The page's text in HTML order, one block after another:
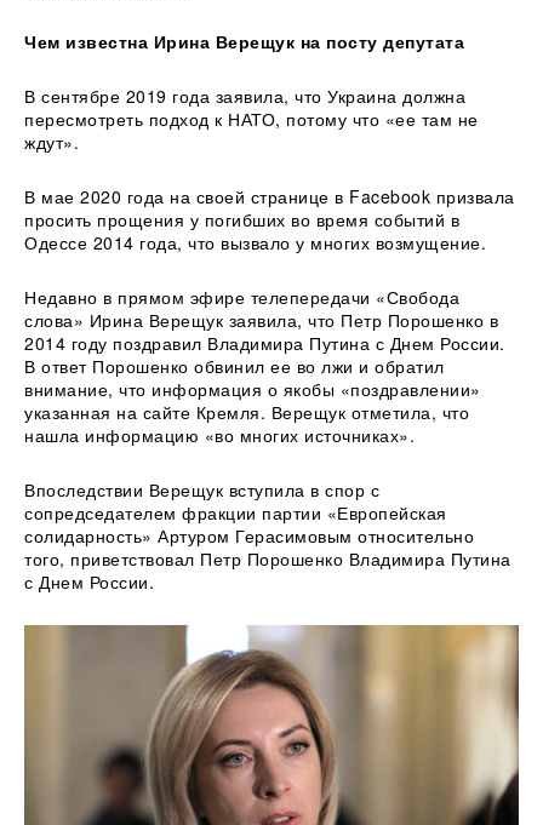
Чем известна Ирина Верещук на посту депутата
В сентябре 2019 года заявила, что Украина должна
пересмотреть подход к НАТО, потому что «ее там не
ждут».
В мае 2020 года на своей странице в Facebook призвала
просить прощения у погибших во время событий в
Одессе 2014 года, что вызвало у многих возмущение.
Недавно в прямом эфире телепередачи «Свобода
слова» Ирина Верещук заявила, что Петр Порошенко в
2014 году поздравил Владимира Путина с Днем России.
В ответ Порошенко обвинил ее во лжи и обратил
внимание, что информация о якобы «поздравлении»
указанная на сайте Кремля. Верещук отметила, что
нашла информацию «во многих источниках».
Впоследствии Верещук вступила в спор с
сопредседателем фракции партии «Европейская
солидарность» Артуром Герасимовым относительно
того, приветствовал Петр Порошенко Владимира Путина
с Днем России.